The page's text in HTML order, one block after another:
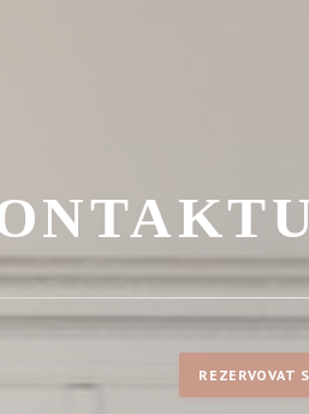
REZERVOVAT